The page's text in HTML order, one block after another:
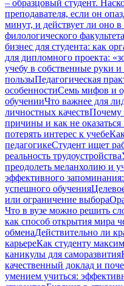
– образцовый студент.
преподавателя, если он
минут, и действует ли оно в
филологического
бизнес для студента: как
для дипломного проекта:
учебу в собственные руки
пользыПедагогическая
особенностиСемь мифов и
обученииЧто важнее для
личностных качествПочему
причины и как не оказаться
потерять интерес к учебе
педагогикеСтудент ищет
реальность трудоустройства
преодолеть меланхолию и
эффективного
успешного обучения
или ограничение выбора
Что в вузе можно решить
как способ открытия мира
обменаДействительно ли
карьереКак студенту
каникулы для саморазвития
качественный доклад и
умением учиться: